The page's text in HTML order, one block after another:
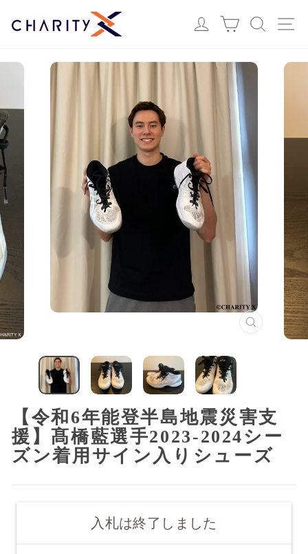
キ
Login カート 検索
閉
【令和6年能登半島地震災害支
援】髙橋藍選手2023-2024シー
ズン着用サイン入りシューズ
入札は終了しました